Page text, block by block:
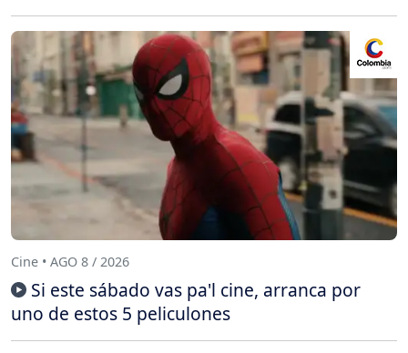
Cine • AGO 8 / 2026
Si este sábado vas pa'l cine, arranca por
uno de estos 5 peliculones